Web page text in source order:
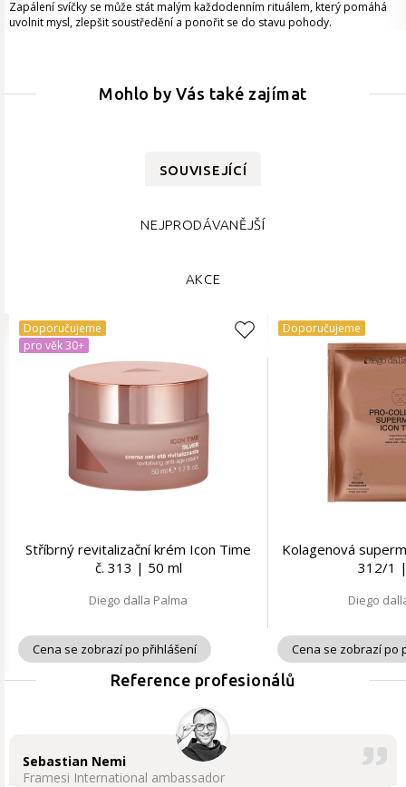
Zapálení svíčky se může stát malým každodenním rituálem, který pomáhá
uvolnit mysl, zlepšit soustředění a ponořit se do stavu pohody.
Mohlo by Vás také zajímat
SOUVISEJÍCÍ
NEJPRODÁVANĚJŠÍ
AKCE
Doporučujeme
pro věk 30+
Stříbrný revitalizační krém Icon Time
č. 313 | 50 ml
Diego dalla Palma
Cena se zobrazí po přihlášení
Doporučujeme
Kolagenová
312/1
Diego
Cena se zobrazí po
Reference profesionálů
Sebastian Nemi
Framesi International ambassador